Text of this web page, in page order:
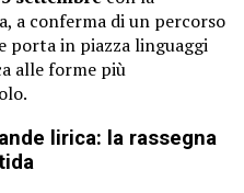
a conferma di un percorso
porta in piazza linguaggi
alle forme più
lirica: la rassegna